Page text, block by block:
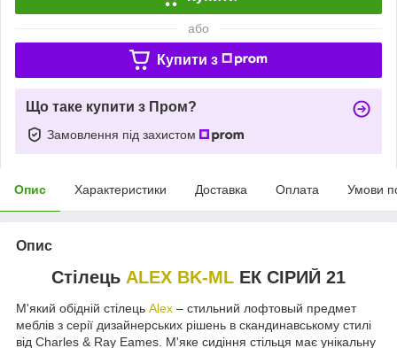
або
Купити з
Що таке купити з Пром?
Замовлення під захистом
Опис Характеристики Доставка Оплата Умови
Опис
Стілець ALEX BK-ML ЕК СІРИЙ 21
М'який обідній стілець Alex – стильний лофтовый предмет
меблів з серії дизайнерських рішень в скандинавському стилі
від Charles & Ray Eames. М'яке сидіння стільця має унікальну